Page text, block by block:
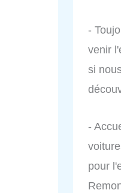
-
venir
si
-
pour